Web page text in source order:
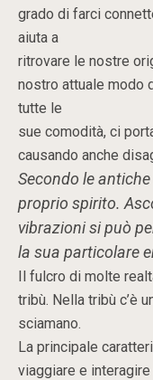
grado di farci
aiuta a
ritrovare le nostre
nostro attuale modo
tutte le
sue comodità, ci
causando anche
Secondo le
proprio spirito.
vibrazioni si può
la sua particolare
Il fulcro di molte
tribù. Nella tribù c’è
sciamano.
La principale
viaggiare e